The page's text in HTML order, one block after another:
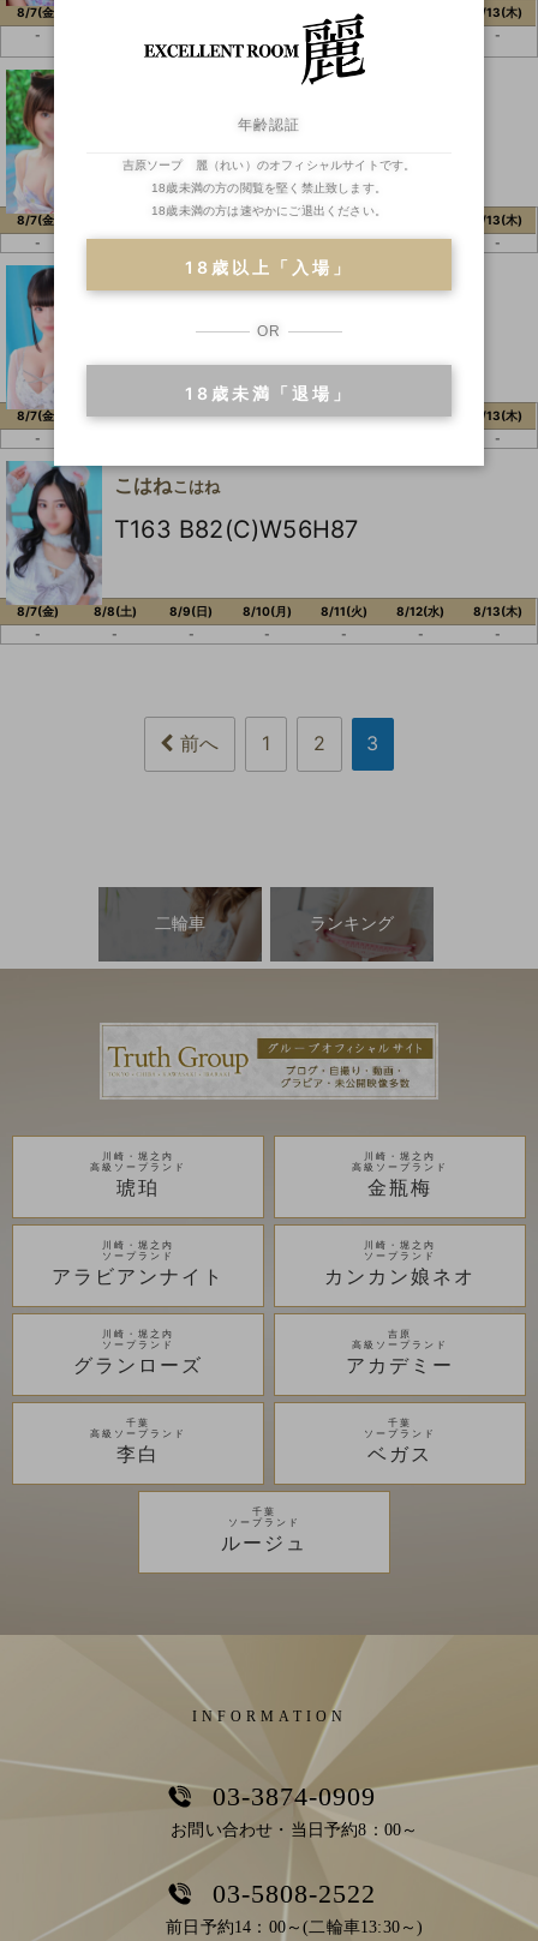
8/7(金)
-
22:00
8/11(火)
-
8/13(木)
-
T146 B82(D)W56H83
8/7(金)
-
-
8/9(日)
-
8/10(月)
-
8/11(火)
-
-
8/13(木)
-
ひかりひかり
T156 B90(F)W57H92
8/7(金)
-
8/8(土)
8/9(日)
8/10(月)
8/11(火)
8/12(水)
8/13(木)
-
こはねこはね
T163 B82(C)W56H87
8/7(金)
-
8/8(土)
-
8/9(日)
-
8/10(月)
-
8/11(火)
-
8/12(水)
-
8/13(木)
-
前へ 1 2 3
二輪車 ランキング
川崎・堀之内
高級ソープランド
琥珀
川崎・堀之内
高級ソープランド
金瓶梅
川崎・堀之内
ソープランド
アラビアンナイト
川崎・堀之内
ソープランド
カンカン娘ネオ
川崎・堀之内
ソープランド
グランローズ
吉原
高級ソープランド
アカデミー
千葉
高級ソープランド
李白
千葉
ソープランド
ベガス
千葉
ソープランド
ルージュ
INFORMATION
03-3874-0909
お問い合わせ・当日予約8：00～
03-5808-2522
前日予約14：00～(二輪車13:30～)
年齢認証
吉原ソープ 麗（れい）のオフィシャルサイトです。
18歳未満の方の閲覧を堅く禁止致します。
18歳未満の方は速やかにご退出ください。
18歳以上「入場」
OR
18歳未満「退場」